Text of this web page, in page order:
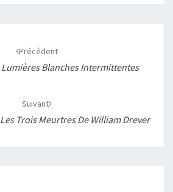
Précédent
Lumières Blanches Intermittentes
Suivant
Les Trois Meurtres De William Drever